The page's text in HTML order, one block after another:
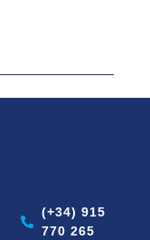
(+34) 915
770 265